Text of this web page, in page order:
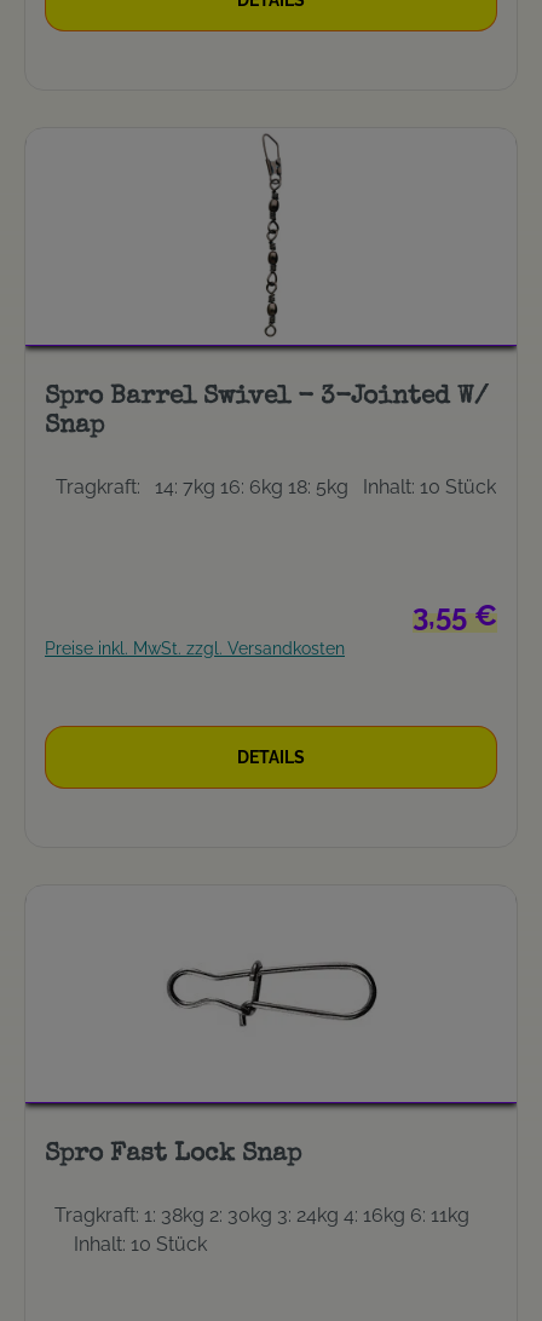
Spro Barrel Swivel - 3-Jointed W/
Snap
Tragkraft: 14: 7kg 16: 6kg 18: 5kg Inhalt: 10 Stück
Regulärer
3,55 €
Preise inkl. MwSt. zzgl. Versandkosten
DETAILS
Spro Fast Lock Snap
Tragkraft: 1: 38kg 2: 30kg 3: 24kg 4: 16kg 6: 11kg
Inhalt: 10 Stück